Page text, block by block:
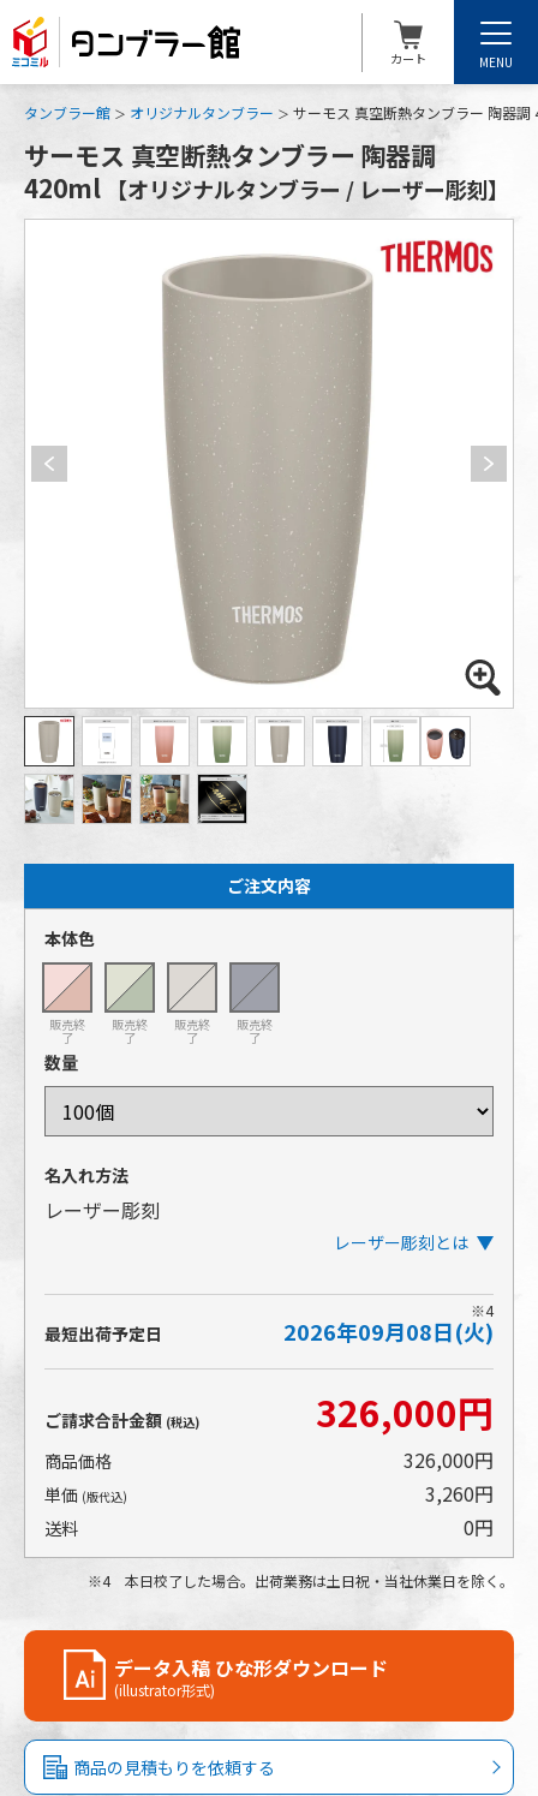
カート MENU
タンブラー館 オリジナルタンブラー サーモス 真空断熱タンブラー 陶器
サーモス 真空断熱タンブラー 陶器調
420ml
【オリジナルタンブラー / レーザー彫刻】
ご注文内容
本体色
販売終
了
販売終
了
販売終
了
販売終
了
数量
名入れ方法
レーザー彫刻
レーザー彫刻とは
金属製品などの表面をレーザーで削って彫刻を施す手
本体に直接彫り込むため、印刷よりも耐久性が高いこ
とも強みです。
※4
最短出荷予定日 2026年09月08日(火)
ご請求合計金額 (税込) 326,000円
商品価格 326,000円
単価 (版代込) 3,260円
送料 0円
4 本日校了した場合。出荷業務は土日祝・当社休業日を除く。
データ入稿 ひな形ダウンロード
(illustrator形式)
商品の見積もりを依頼する